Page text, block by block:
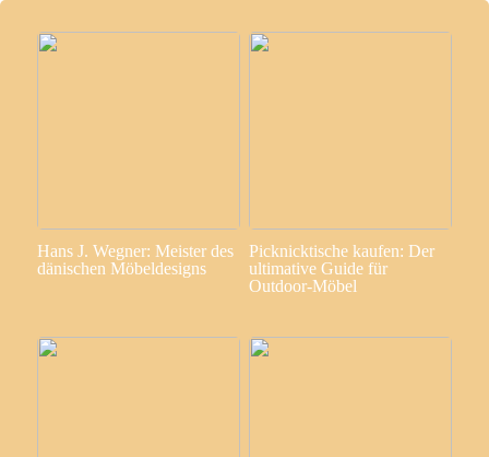
Hans J. Wegner: Meister des
dänischen Möbeldesigns
Picknicktische kaufen: Der
ultimative Guide für
Outdoor-Möbel